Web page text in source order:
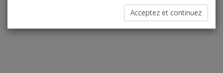
Acceptez et continuez